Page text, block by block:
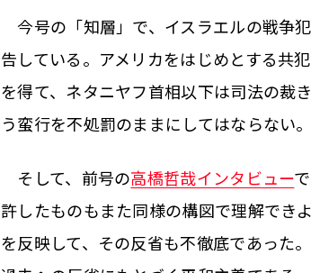
今号の「知層」で、イスラエルの戦争
告している。アメリカをはじめとする共
を得て、ネタニヤフ首相以下は司法の裁
う蛮行を不処罰のままにしてはならない
そして、前号の高橋哲哉インタビュー
許したものもまた同様の構図で理解でき
を反映して、その反省も不徹底であった